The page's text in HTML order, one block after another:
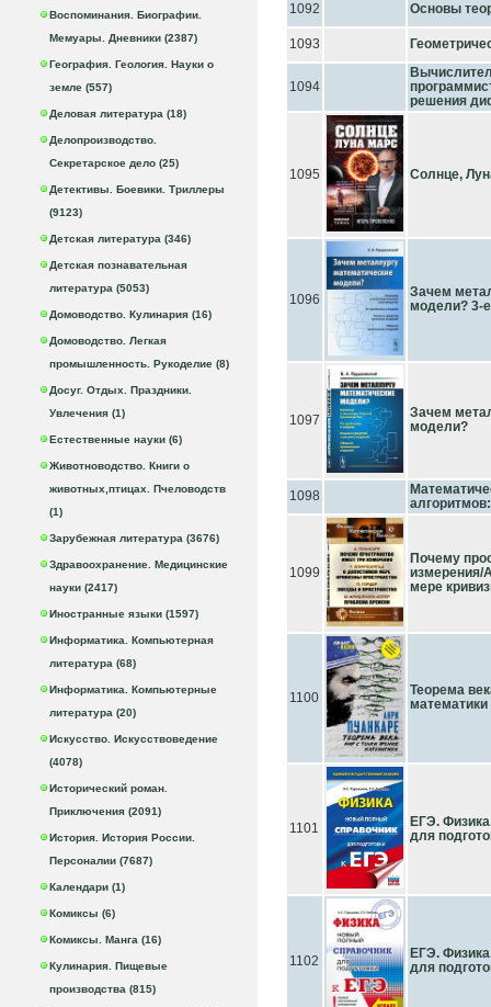
Воспоминания. Биографии.
Мемуары. Дневники (2387)
География. Геология. Науки о
земле (557)
Деловая литература (18)
Делопроизводство.
Секретарское дело (25)
Детективы. Боевики. Триллеры
(9123)
Детская литература (346)
Детская познавательная
литература (5053)
Домоводство. Кулинария (16)
Домоводство. Легкая
промышленность. Рукоделие (8)
Досуг. Отдых. Праздники.
Увлечения (1)
Естественные науки (6)
Животноводство. Книги о
животных,птицах. Пчеловодств
(1)
Зарубежная литература (3676)
Здравоохранение. Медицинские
науки (2417)
Иностранные языки (1597)
Информатика. Компьютерная
литература (68)
Информатика. Компьютерные
литература (20)
Искусство. Искусствоведение
(4078)
Исторический роман.
Приключения (2091)
История. История России.
Персоналии (7687)
Календари (1)
Комиксы (6)
Комиксы. Манга (16)
Кулинария. Пищевые
производства (815)
1092 Основы
1093
1094
решения
1095 Солнце,
1096
Зачем
модели? 3-
1097
Зачем
модели?
1098
1099
Почему
измерения/
мере
1100
Теорема
математики
1101
ЕГЭ.
для
1102
ЕГЭ.
для